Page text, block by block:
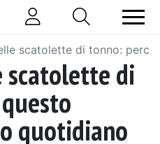
scatolette di tonno:
scatolette di
quotidiano